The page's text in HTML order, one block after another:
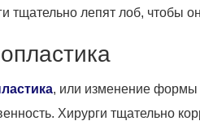
тщательно лепят лоб, чтобы
, или изменение формы
Хирурги тщательно